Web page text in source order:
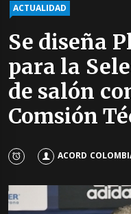
ACTUALIDAD
Se diseña
para la
de salón
Comsión
ACORD